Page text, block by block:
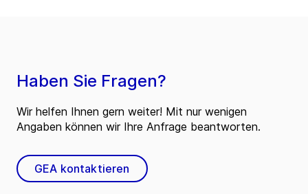
Haben Sie Fragen?
Wir helfen Ihnen gern weiter! Mit nur wenigen
Angaben können wir Ihre Anfrage beantworten.
GEA kontaktieren